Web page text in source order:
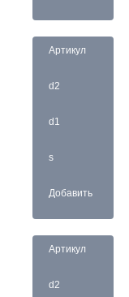
Артикул
d2
d1
s
Добавить
Артикул
d2